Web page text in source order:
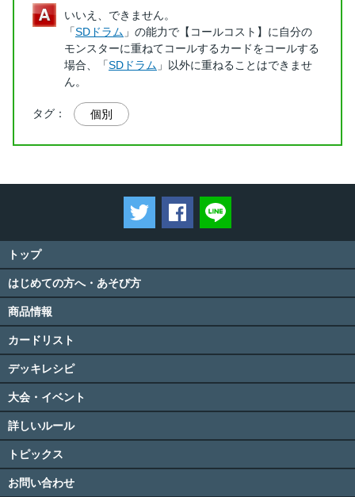
いいえ、できません。
「SDドラム 」の能力で【コールコスト】に自分の
モンスターに重ねてコールするカードをコールする
場合、「SDドラム 」以外に重ねることはできませ
ん。
タグ： 個別
ツイートするFacebookでシェアする
トップ
はじめての方へ・あそび方
商品情報
カードリスト
デッキレシピ
大会・イベント
詳しいルール
トピックス
お問い合わせ